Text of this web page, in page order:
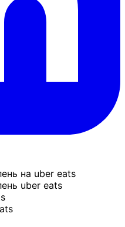
на uber eats
uber eats